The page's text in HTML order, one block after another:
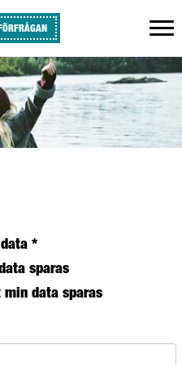
*
sparas
data sparas